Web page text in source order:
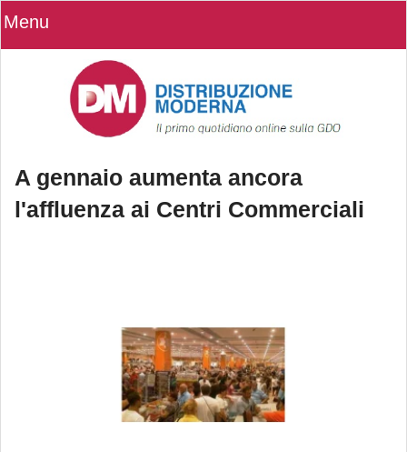
Menu
A gennaio aumenta ancora
l'affluenza ai Centri Commerciali